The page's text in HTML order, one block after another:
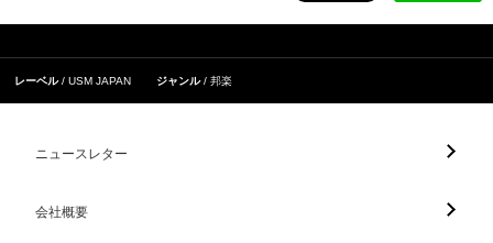
レーベル USM JAPAN ジャンル 邦楽
ニュースレター
会社概要